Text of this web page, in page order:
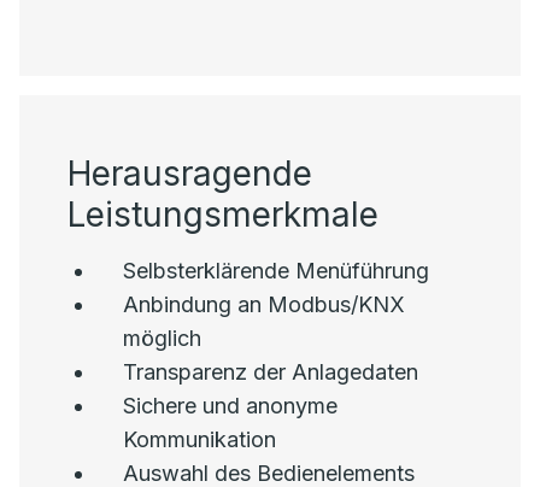
Herausragende
Leistungsmerkmale
Selbsterklärende Menüführung
Anbindung an Modbus/KNX
möglich
Transparenz der Anlagedaten
Sichere und anonyme
Kommunikation
Auswahl des Bedienelements